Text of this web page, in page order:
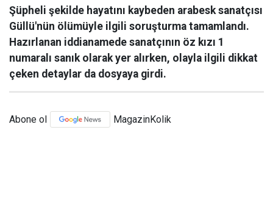
Şüpheli şekilde hayatını kaybeden arabesk sanatçısı
Güllü'nün ölümüyle ilgili soruşturma tamamlandı.
Hazırlanan iddianamede sanatçının öz kızı 1
numaralı sanık olarak yer alırken, olayla ilgili dikkat
çeken detaylar da dosyaya girdi.
Abone ol MagazinKolik